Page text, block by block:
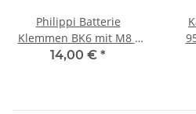
Philippi Batterie
Klemmen BK6 mit M8 /
M10 Anschluss,
14,00 € *